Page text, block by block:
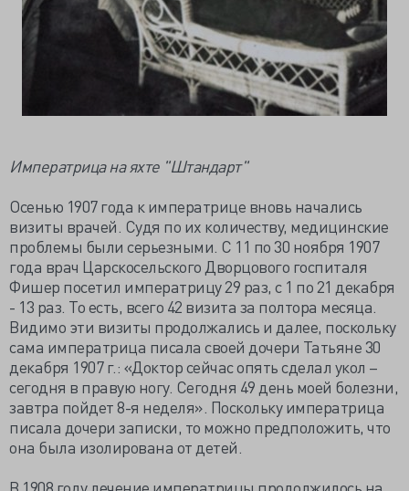
Императрица на яхте "Штандарт"
Осенью 1907 года к императрице вновь начались
визиты врачей. Судя по их количеству, медицинские
проблемы были серьезными. С 11 по 30 ноября 1907
года врач Царскосельского Дворцового госпиталя
Фишер посетил императрицу 29 раз, с 1 по 21 декабря
- 13 раз. То есть, всего 42 визита за полтора месяца.
Видимо эти визиты продолжались и далее, поскольку
сама императрица писала своей дочери Татьяне 30
декабря 1907 г.: «Доктор сейчас опять сделал укол –
сегодня в правую ногу. Сегодня 49 день моей болезни,
завтра пойдет 8-я неделя». Поскольку императрица
писала дочери записки, то можно предположить, что
она была изолирована от детей.